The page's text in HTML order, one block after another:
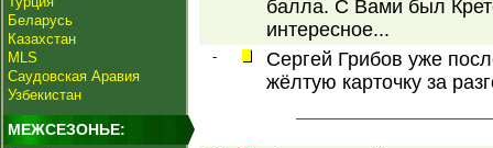
Беларусь
Казахстан
MLS
Саудовская Аравия
Узбекистан
МЕЖСЕЗОНЬЕ:
балла. С Вами был
интересное...
-
Сергей Грибов уже
жёлтую карточку за